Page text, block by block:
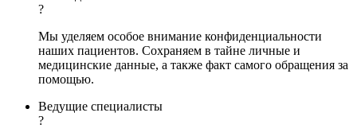
?
Мы уделяем особое внимание конфиденциальности
наших пациентов. Сохраняем в тайне личные и
медицинские данные, а также факт самого обращения за
помощью.
Ведущие специалисты
?